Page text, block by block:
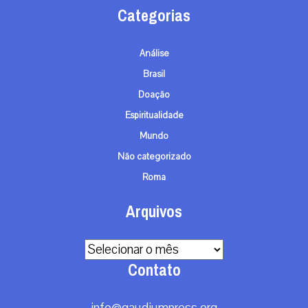
Categorias
Análise
Brasil
Doação
Espiritualidade
Mundo
Não categorizado
Roma
Arquivos
Arquivos
Contato